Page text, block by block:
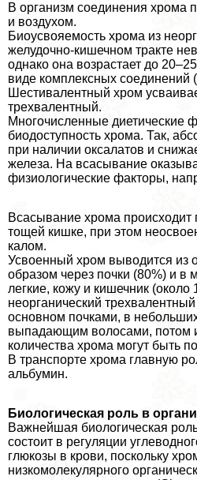
В организм соединения хрома
и воздухом.
Биоусвояемость хрома из
желудочно-кишечном тpaкте
однако она возрастает до
виде комплексных соединений
Шестивалентный хром
трехвалентный.
Многочисленные диетические
биодоступность хрома. Так,
при наличии оксалатов и
железа. На всасывание
физиологические факторы,
Всасывание хрома
тощей кишке, при этом
калом.
Усвоенный хром выводится из
образом через почки (80%) и в
легкие, кожу и кишечник
неорганический
основном почками, в
выпадающим волосами, потом
количества хрома могут быть
В трaнcпорте хрома главную
альбумин.
Биологическая роль в
Важнейшая биологическая
состоит в регуляции
глюкозы в крови, поскольку
низкомолекулярного